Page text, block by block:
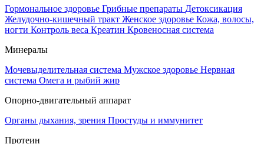
Гормональное здоровье Грибные препараты Детоксикация
Желудочно-кишечный тракт Женское здоровье Кожа, волосы,
ногти Контроль веса Креатин Кровеносная система
Минералы
Мочевыделительная система Мужское здоровье Нервная
система Омега и рыбий жир
Опорно-двигательный аппарат
Органы дыхания, зрения Простуды и иммунитет
Протеин